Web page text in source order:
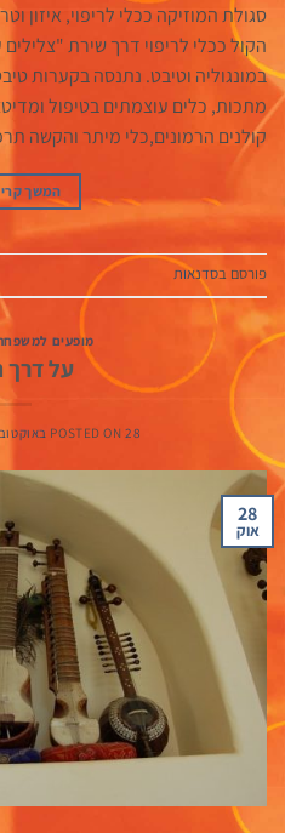
סגולת המוזיקה ככלי לריפוי, איזון
הקול ככלי לריפוי דרך שירת
מתכות, כלים עוצמתים בטיפול
קולנים הרמונים,כלי מיתר והקשה
המשך
פורסם בסדנאות
מופעים
על דרך
POSTED ON28 באוקטובר 2012
28
אוק